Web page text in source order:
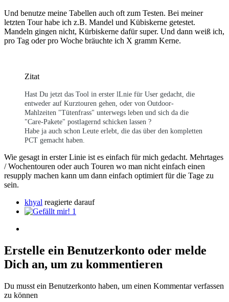
Und benutze meine Tabellen auch oft zum Testen. Bei meiner
letzten Tour habe ich z.B. Mandel und Kübiskerne getestet.
Mandeln gingen nicht, Kürbiskerne dafür super. Und dann weiß ich,
pro Tag oder pro Woche bräuchte ich X gramm Kerne.
Zitat
Hast Du jetzt das Tool in erster lLnie für User gedacht, die
entweder auf Kurztouren gehen, oder von Outdoor-
Mahlzeiten "Tütenfrass" unterwegs leben und sich da die
"Care-Pakete" postlagernd schicken lassen ?
Habe ja auch schon Leute erlebt, die das über den kompletten
PCT gemacht haben.
Wie gesagt in erster Linie ist es einfach für mich gedacht. Mehrtages
/ Wochentouren oder auch Touren wo man nicht einfach einen
resupply machen kann um dann einfach optimiert für die Tage zu
sein.
khyal reagierte darauf
1
Erstelle ein Benutzerkonto oder melde
Dich an, um zu kommentieren
Du musst ein Benutzerkonto haben, um einen Kommentar verfassen
zu können